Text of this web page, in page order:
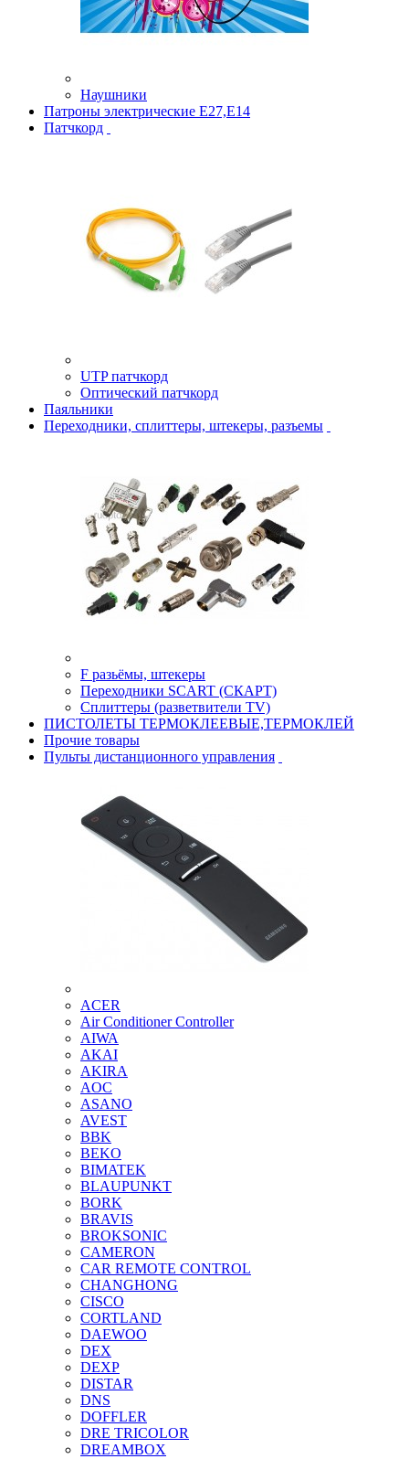
Наушники
Патроны электрические Е27,Е14
Патчкорд
UTP патчкорд
Оптический патчкорд
Паяльники
Переходники, сплиттеры, штекеры, разъемы
F разьёмы, штекеры
Переходники SCART (СКАРТ)
Сплиттеры (разветвители TV)
ПИСТОЛЕТЫ ТЕРМОКЛЕЕВЫЕ,ТЕРМОКЛЕЙ
Прочие товары
Пульты дистанционного управления
ACER
Air Conditioner Controller
AIWA
AKAI
AKIRA
AOC
ASANO
AVEST
BBK
BEKO
BIMATEK
BLAUPUNKT
BORK
BRAVIS
BROKSONIC
CAMERON
CAR REMOTE CONTROL
CHANGHONG
CISCO
CORTLAND
DAEWOO
DEX
DEXP
DISTAR
DNS
DOFFLER
DRE TRICOLOR
DREAMBOX